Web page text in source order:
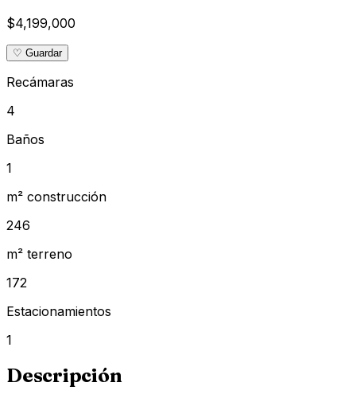
$4,199,000
♡ Guardar
Recámaras
4
Baños
1
m² construcción
246
m² terreno
172
Estacionamientos
1
Descripción